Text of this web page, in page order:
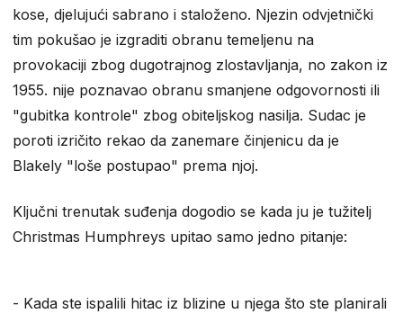
kose, djelujući sabrano i staloženo. Njezin odvjetnički
tim pokušao je izgraditi obranu temeljenu na
provokaciji zbog dugotrajnog zlostavljanja, no zakon iz
1955. nije poznavao obranu smanjene odgovornosti ili
"gubitka kontrole" zbog obiteljskog nasilja. Sudac je
poroti izričito rekao da zanemare činjenicu da je
Blakely "loše postupao" prema njoj.
Ključni trenutak suđenja dogodio se kada ju je tužitelj
Christmas Humphreys upitao samo jedno pitanje:
- Kada ste ispalili hitac iz blizine u njega što ste planirali